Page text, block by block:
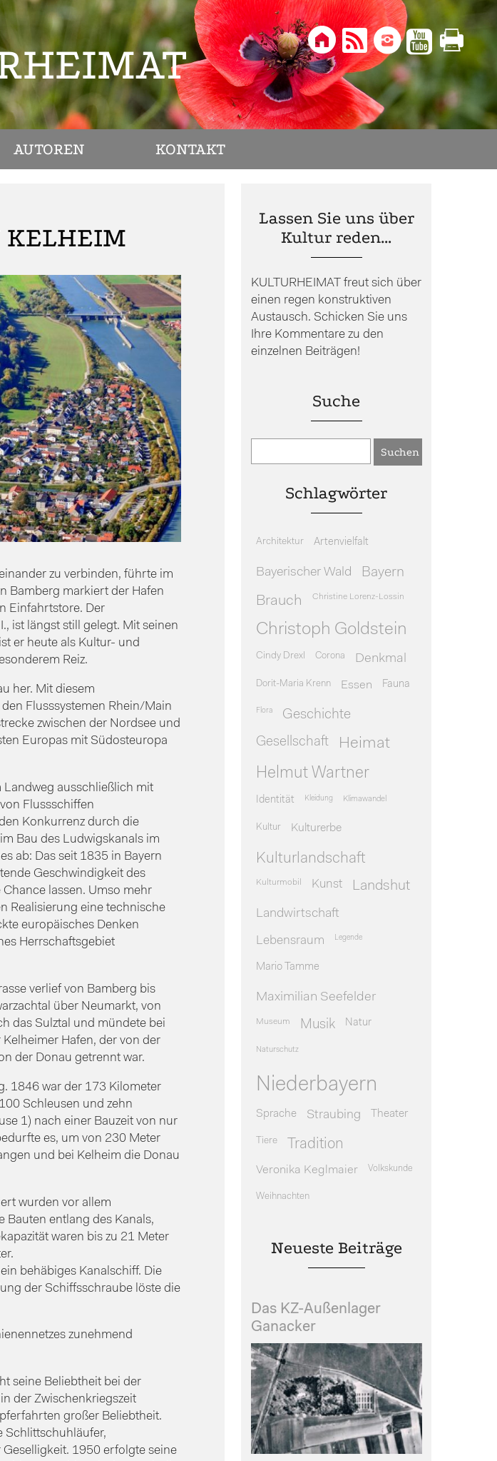
    
AUTOREN KONTAKT
KELHEIM
zu verbinden, führte im
Bamberg markiert der Hafen
Einfahrtstore. Der
ist längst still gelegt. Mit seinen
er heute als Kultur- und
Reiz.
her. Mit diesem
Flusssystemen Rhein/Main
zwischen der Nordsee und
Europas mit Südosteuropa
Landweg ausschließlich mit
Flussschiffen
Konkurrenz durch die
Bau des Ludwigskanals im
ab: Das seit 1835 in Bayern
Geschwindigkeit des
lassen. Umso mehr
Realisierung eine technische
europäisches Denken
Herrschaftsgebiet
verlief von Bamberg bis
über Neumarkt, von
das Sulztal und mündete bei
Hafen, der von der
der Donau getrennt war.
1846 war der 173 Kilometer
Schleusen und zehn
1) nach einer Bauzeit von nur
es, um von 230 Meter
und bei Kelheim die Donau
wurden vor allem
Bauten entlang des Kanals,
waren bis zu 21 Meter
behäbiges Kanalschiff. Die
der Schiffsschraube löste die
zunehmend
seine Beliebtheit bei der
der Zwischenkriegszeit
großer Beliebtheit.
Schlittschuhläufer,
1950 erfolgte seine
Lassen Sie uns über
Kultur reden…
KULTURHEIMAT freut sich über
einen regen konstruktiven
Austausch. Schicken Sie uns
Ihre Kommentare zu den
einzelnen Beiträgen!
Suche
Schlagwörter
Architektur Artenvielfalt
Bayerischer Wald Bayern
Brauch Christine Lorenz-Lossin
Christoph Goldstein
Cindy Drexl Corona Denkmal
Dorit-Maria Krenn Essen Fauna
Flora Geschichte
Gesellschaft
Heimat
Helmut Wartner
Identität Kleidung Klimawandel
Kultur Kulturerbe
Kulturlandschaft
Kulturmobil Kunst Landshut
Landwirtschaft
Lebensraum Legende
Mario Tamme
Maximilian Seefelder
Museum Musik Natur
Naturschutz
Niederbayern
Sprache Straubing Theater
Tiere Tradition
Veronika Keglmaier Volkskunde
Weihnachten
Neueste Beiträge
Das KZ-Außenlager
Ganacker